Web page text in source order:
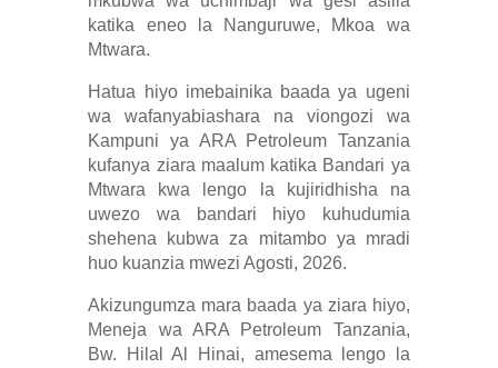
katika eneo la Nanguruwe, Mkoa wa
Mtwara.
Hatua hiyo imebainika baada ya ugeni
wa wafanyabiashara na viongozi wa
Kampuni ya ARA Petroleum Tanzania
kufanya ziara maalum katika Bandari ya
Mtwara kwa lengo la kujiridhisha na
uwezo wa bandari hiyo kuhudumia
shehena kubwa za mitambo ya mradi
huo kuanzia mwezi Agosti, 2026.
Akizungumza mara baada ya ziara hiyo,
Meneja wa ARA Petroleum Tanzania,
Bw. Hilal Al Hinai, amesema lengo la